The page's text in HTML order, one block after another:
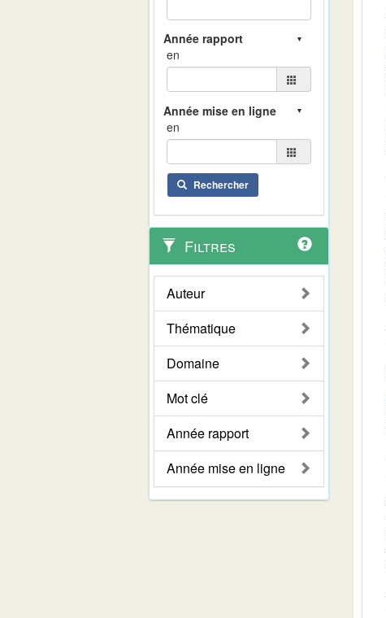
en
en
Rechercher
Filtres
Auteur
Thématique
Domaine
Mot clé
Année rapport
Année mise en ligne